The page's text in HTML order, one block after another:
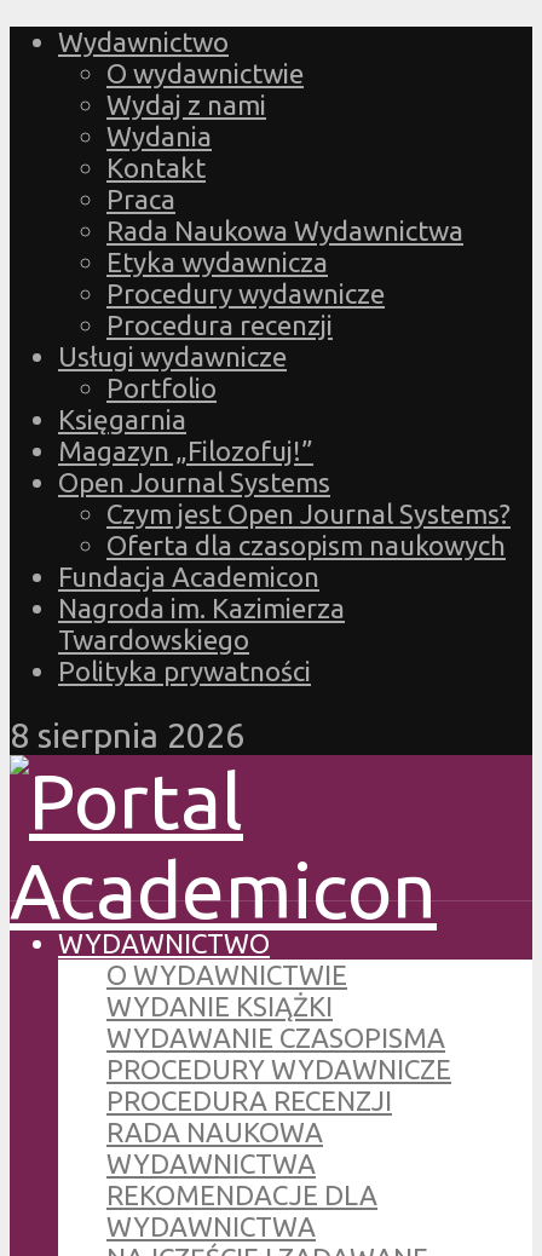
Wydawnictwo
O wydawnictwie
Wydaj z nami
Wydania
Kontakt
Praca
Rada Naukowa Wydawnictwa
Etyka wydawnicza
Procedury wydawnicze
Procedura recenzji
Usługi wydawnicze
Portfolio
Księgarnia
Magazyn „Filozofuj!”
Open Journal Systems
Czym jest Open Journal Systems?
Oferta dla czasopism naukowych
Fundacja Academicon
Nagroda im. Kazimierza
Twardowskiego
Polityka prywatności
8 sierpnia 2026
WYDAWNICTWO
O WYDAWNICTWIE
WYDANIE KSIĄŻKI
WYDAWANIE CZASOPISMA
PROCEDURY WYDAWNICZE
PROCEDURA RECENZJI
RADA NAUKOWA
WYDAWNICTWA
REKOMENDACJE DLA
WYDAWNICTWA